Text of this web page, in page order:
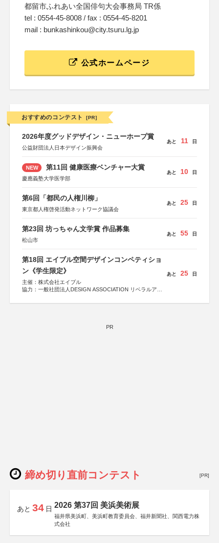
都留市ふれあい全国俳句大会事務局 TR係
tel : 0554-45-8008 / fax : 0554-45-8201
mail : bunkashinkou@city.tsuru.lg.jp
公式ホームページ
おすすめのコンテスト [PR]
2026年度グッドデザイン・ニューホープ賞
公益財団法人日本デザイン振興会
あと 11 日
NEW 第11回 健康医療ベンチャー大賞
慶應義塾大学医学部
あと 10 日
第6回「都民の人権川柳」
東京都人権啓発活動ネットワーク協議会
あと 25 日
第23回 坊っちゃん文学賞 作品募集
松山市
あと 55 日
第18回 エイブル空間デザインコンペティショ
ン《学生限定》
主催：株式会社エイブル
協力：一般社団法人DESIGN ASSOCIATION リベラルアー
運営：TOKYO COMPANY株式会社
あと 25 日
PR
締め切り直前コンテスト [PR]
あと 34 日 2026 第37回 美浜美術展
福井県美浜町、美浜町教育委員会、福井新聞社、関西電力株
式会社